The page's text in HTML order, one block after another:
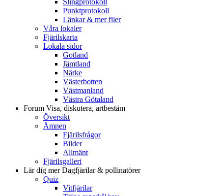
Punktprotokoll
Länkar & mer filer
Våra lokaler
Fjärilskarta
Lokala sidor
Gotland
Jämtland
Närke
Västerbotten
Västmanland
Västra Götaland
Forum Visa, diskutera, artbestäm
Översikt
Ämnen
Fjärilsfrågor
Bilder
Allmänt
Fjärilsgalleri
Lär dig merDagfjärilar & pollinatörer
Quiz
Vitfjärilar